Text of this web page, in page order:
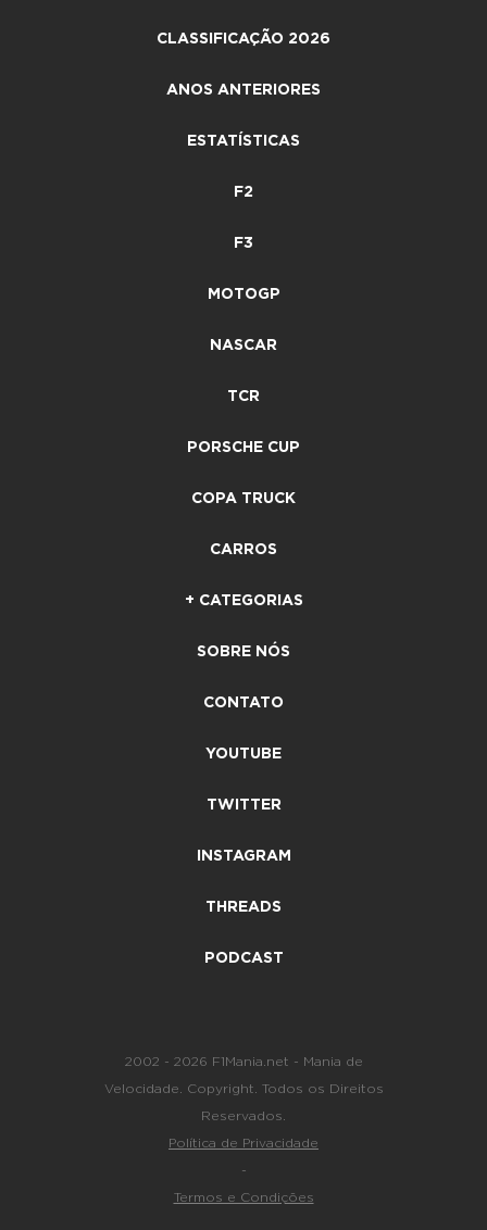
CLASSIFICAÇÃO 2026
ANOS ANTERIORES
ESTATÍSTICAS
F2
F3
MOTOGP
NASCAR
TCR
PORSCHE CUP
COPA TRUCK
CARROS
+ CATEGORIAS
SOBRE NÓS
CONTATO
YOUTUBE
TWITTER
INSTAGRAM
THREADS
PODCAST
2002 - 2026 F1Mania.net - Mania de
Velocidade. Copyright. Todos os Direitos
Reservados.
Política de Privacidade
-
Termos e Condições